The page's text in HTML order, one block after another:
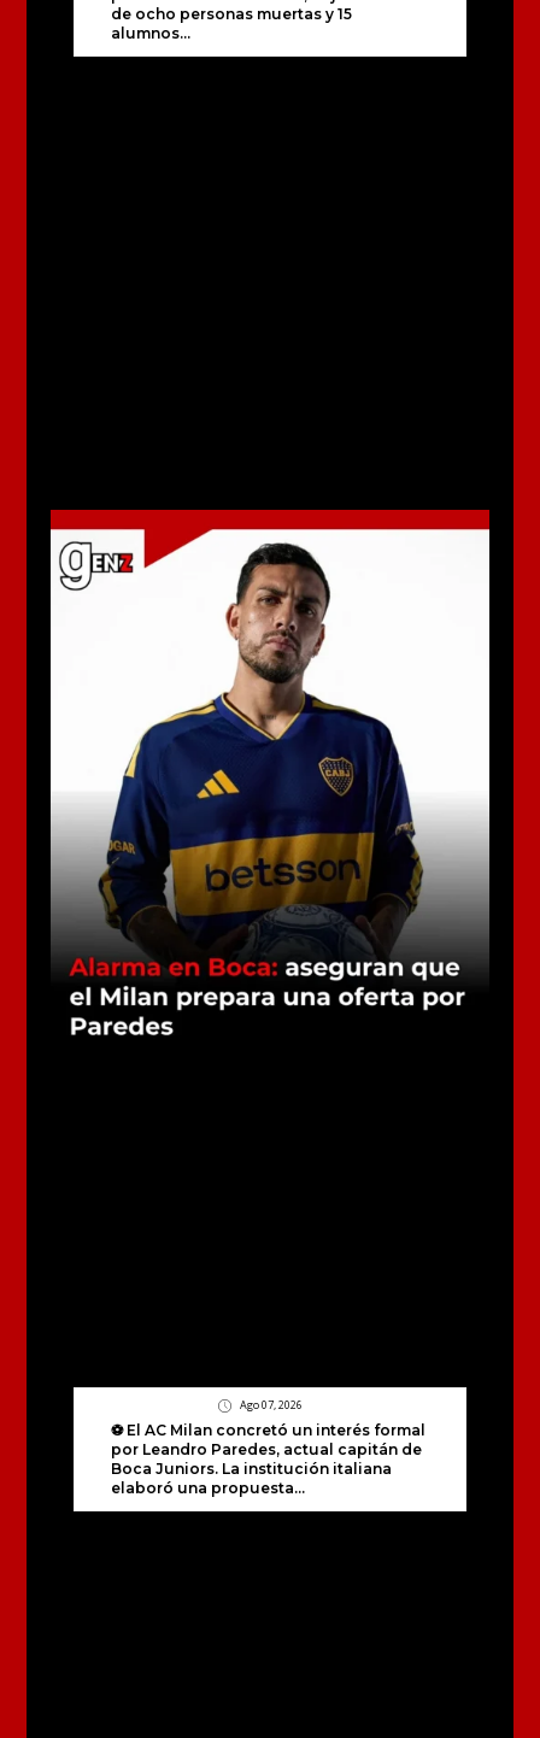
de ocho personas muertas y 15
alumnos...
Ago 07, 2026
⚽ El AC Milan concretó un interés formal
por Leandro Paredes, actual capitán de
Boca Juniors. La institución italiana
elaboró una propuesta...